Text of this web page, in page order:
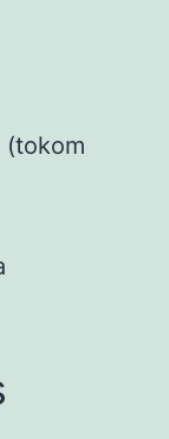
(tokom